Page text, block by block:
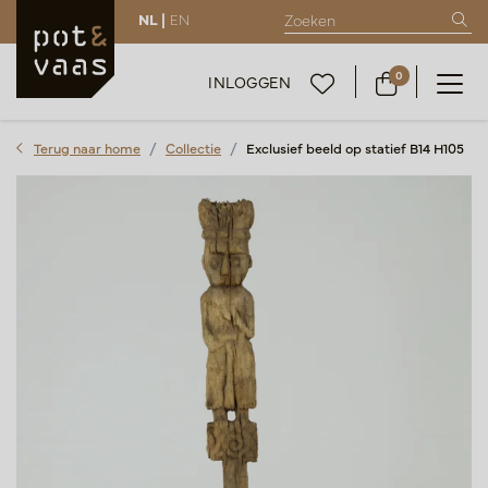
NL | EN
INLOGGEN 0
Terug naar home Collectie Exclusief beeld op statief B14 H105